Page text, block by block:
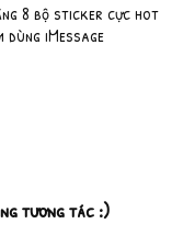
8 bộ sticker cực hot
dùng iMessage
tương tác :)